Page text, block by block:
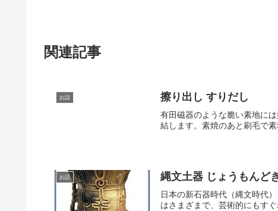
関連記事
お話 擦り出し すりだし
有田磁器のような脆い素地に
結します。素焼のあと刷毛で
お話 縄文土器 じょうもんど
日本の新石器時代（縄文時代
はさまざまで、芸術的にもす